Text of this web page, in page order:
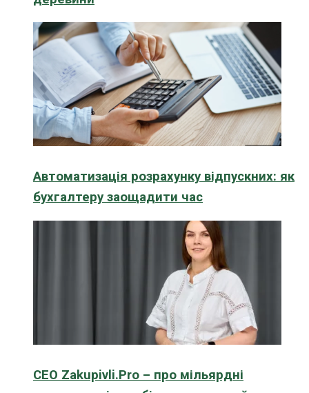
Автоматизація розрахунку відпускних: як
бухгалтеру заощадити час
CEO Zakupivli.Pro – про мільярдні